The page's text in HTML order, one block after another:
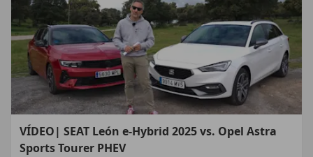
VÍDEO| SEAT León e-Hybrid 2025 vs. Opel Astra
Sports Tourer PHEV